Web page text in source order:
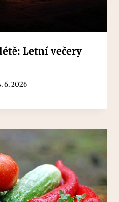
Letní večery
6. 2026